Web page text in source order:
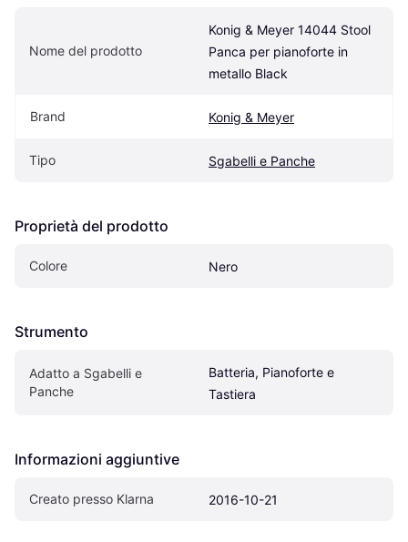
Nome del prodotto
Konig & Meyer 14044 Stool
Panca per pianoforte in
metallo Black
Brand Konig & Meyer
Tipo Sgabelli e Panche
Proprietà del prodotto
Colore Nero
Strumento
Adatto a Sgabelli e
Panche
Batteria, Pianoforte e
Tastiera
Informazioni aggiuntive
Creato presso Klarna 2016-10-21